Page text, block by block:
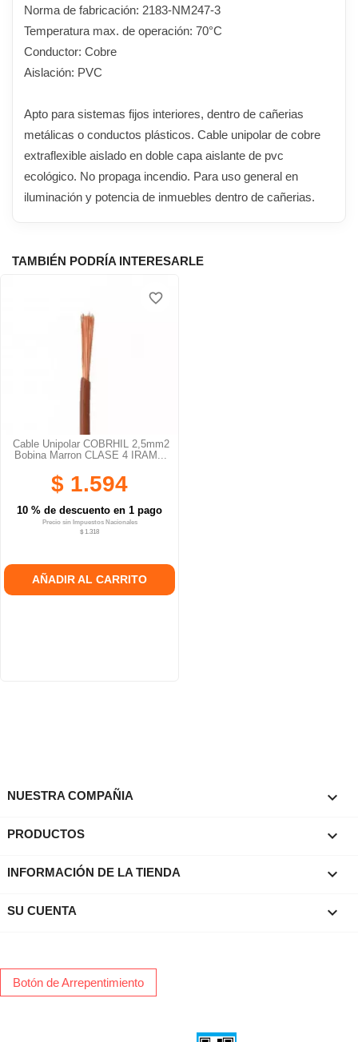
Norma de fabricación: 2183-NM247-3
Temperatura max. de operación: 70°C
Conductor: Cobre
Aislación: PVC
Apto para sistemas fijos interiores, dentro de cañerias
metálicas o conductos plásticos. Cable unipolar de cobre
extraflexible aislado en doble capa aislante de pvc
ecológico. No propaga incendio. Para uso general en
iluminación y potencia de inmuebles dentro de cañerias.
TAMBIÉN PODRÍA INTERESARLE
Cable Unipolar COBRHIL 2,5mm2
Bobina Marron CLASE 4 IRAM...
$ 1.594
10 % de descuento en 1 pago
Precio sin Impuestos Nacionales
$ 1.318
AÑADIR AL CARRITO
favorite_border
NUESTRA COMPAÑIA 
PRODUCTOS 
INFORMACIÓN DE LA TIENDA keyboard_arrow_down
SU CUENTA 
Botón de Arrepentimiento